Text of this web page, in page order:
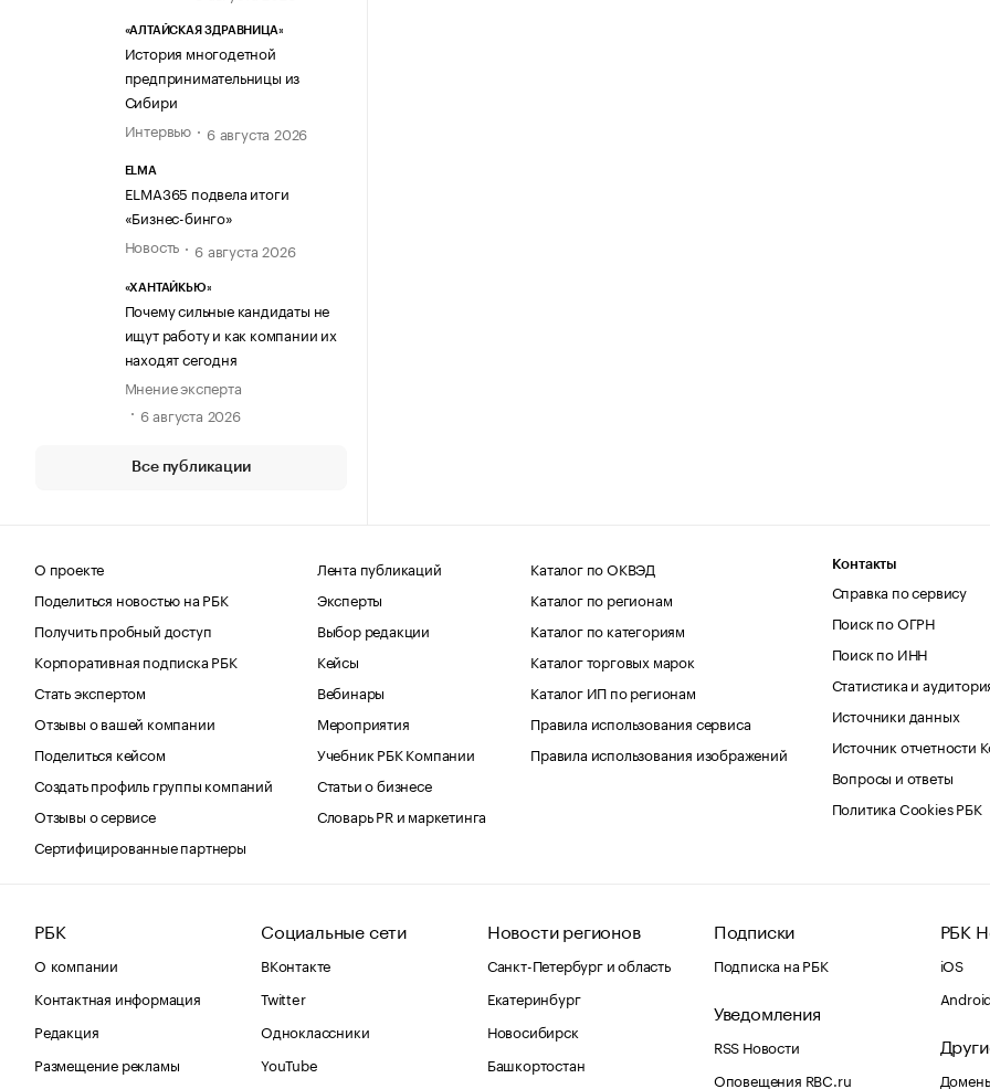
«АЛТАЙСКАЯ ЗДРАВНИЦА»
История многодетной
предпринимательницы из
Сибири
Интервью
6 августа 2026
ELMA
ELMA365 подвела итоги
«Бизнес-бинго»
Новость
6 августа 2026
«ХАНТАЙКЬЮ»
Почему сильные кандидаты не
ищут работу и как компании их
находят сегодня
Мнение эксперта
6 августа 2026
Все публикации
О проекте
Поделиться новостью на РБК
Получить пробный доступ
Корпоративная подписка РБК
Стать экспертом
Отзывы о вашей компании
Поделиться кейсом
Создать профиль группы компаний
Отзывы о сервисе
Сертифицированные партнеры
Лента публикаций
Эксперты
Выбор редакции
Кейсы
Вебинары
Мероприятия
Учебник РБК Компании
Статьи о бизнесе
Словарь PR и маркетинга
Каталог по ОКВЭД
Каталог по регионам
Каталог по категориям
Каталог торговых марок
Каталог ИП по регионам
Правила использования сервиса
Правила использования изображений
Контакты
Справка по сервису
Поиск по ОГРН
Поиск по ИНН
Статистика и
Источники данных
Источник отчетности
Вопросы и ответы
Политика Cookies РБК
РБК
О компании
Контактная информация
Редакция
Размещение рекламы
Социальные сети
ВКонтакте
Twitter
Одноклассники
YouTube
Новости регионов
Санкт-Петербург и область
Екатеринбург
Новосибирск
Башкортостан
Подписки
Подписка на РБК
Уведомления
RSS Новости
Оповещения RBC.ru
РБК
iOS